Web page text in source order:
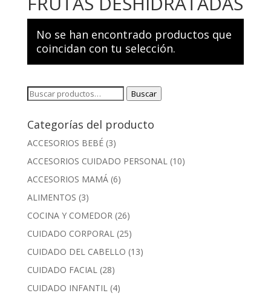
No se han encontrado productos que
coincidan con tu selección.
Buscar
Buscar
Categorías del producto
ACCESORIOS BEBÉ (3)
ACCESORIOS CUIDADO PERSONAL (10)
ACCESORIOS MAMÁ (6)
ALIMENTOS (3)
COCINA Y COMEDOR (26)
CUIDADO CORPORAL (25)
CUIDADO DEL CABELLO (13)
CUIDADO FACIAL (28)
CUIDADO INFANTIL (4)